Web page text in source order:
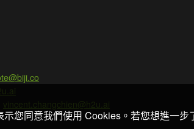
vincent.changchien@h2u.ai
您同意我們使用 Cookies。若您想進一